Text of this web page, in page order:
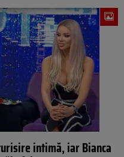
intimă, iar Bianca